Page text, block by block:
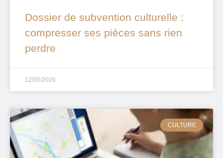
Dossier de subvention culturelle :
compresser ses pièces sans rien
perdre
12/05/2026
CULTURE